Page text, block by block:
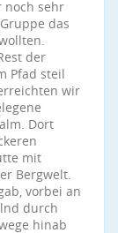
noch sehr
das
der
Pfad steil
wir
Dort
mit
Bergwelt.
vorbei an
durch
hinab